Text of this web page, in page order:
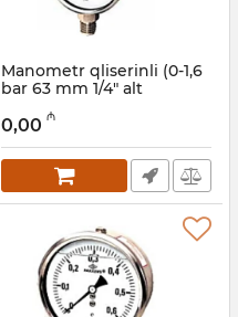
Manometr qliserinli (0-1,6
bar 63 mm 1/4" alt
0631001103
Artikul: 006001215
0,00 ₼